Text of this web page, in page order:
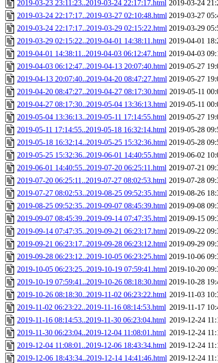
2019-03-23 23:11:23..2019-03-24 22:17:17.html 2019-03-24
2019-03-24 22:17:17..2019-03-27 02:10:48.html 2019-03-27
2019-03-24 22:17:17..2019-03-29 02:15:22.html 2019-03-29
2019-03-29 02:15:22..2019-04-01 14:38:11.html 2019-04-01
2019-04-01 14:38:11..2019-04-03 06:12:47.html 2019-04-03
2019-04-03 06:12:47..2019-04-13 20:07:40.html 2019-05-27
2019-04-13 20:07:40..2019-04-20 08:47:27.html 2019-05-27
2019-04-20 08:47:27..2019-04-27 08:17:30.html 2019-05-11
2019-04-27 08:17:30..2019-05-04 13:36:13.html 2019-05-11
2019-05-04 13:36:13..2019-05-11 17:14:55.html 2019-05-27
2019-05-11 17:14:55..2019-05-18 16:32:14.html 2019-05-28
2019-05-18 16:32:14..2019-05-25 15:32:36.html 2019-05-28
2019-05-25 15:32:36..2019-06-01 14:40:55.html 2019-06-02
2019-06-01 14:40:55..2019-07-20 06:25:11.html 2019-07-21
2019-07-20 06:25:11..2019-07-27 08:02:53.html 2019-07-28
2019-07-27 08:02:53..2019-08-25 09:52:35.html 2019-08-26
2019-08-25 09:52:35..2019-09-07 08:45:39.html 2019-09-08
2019-09-07 08:45:39..2019-09-14 07:47:35.html 2019-09-15
2019-09-14 07:47:35..2019-09-21 06:23:17.html 2019-09-22
2019-09-21 06:23:17..2019-09-28 06:23:12.html 2019-09-29
2019-09-28 06:23:12..2019-10-05 06:23:25.html 2019-10-06
2019-10-05 06:23:25..2019-10-19 07:59:41.html 2019-10-20
2019-10-19 07:59:41..2019-10-26 08:18:30.html 2019-10-28
2019-10-26 08:18:30..2019-11-02 06:23:22.html 2019-11-03
2019-11-02 06:23:22..2019-11-16 08:14:53.html 2019-11-17
2019-11-16 08:14:53..2019-11-30 06:23:04.html 2019-12-24
2019-11-30 06:23:04..2019-12-04 11:08:01.html 2019-12-24
2019-12-04 11:08:01..2019-12-06 18:43:34.html 2019-12-24
2019-12-06 18:43:34..2019-12-14 14:41:46.html 2019-12-24